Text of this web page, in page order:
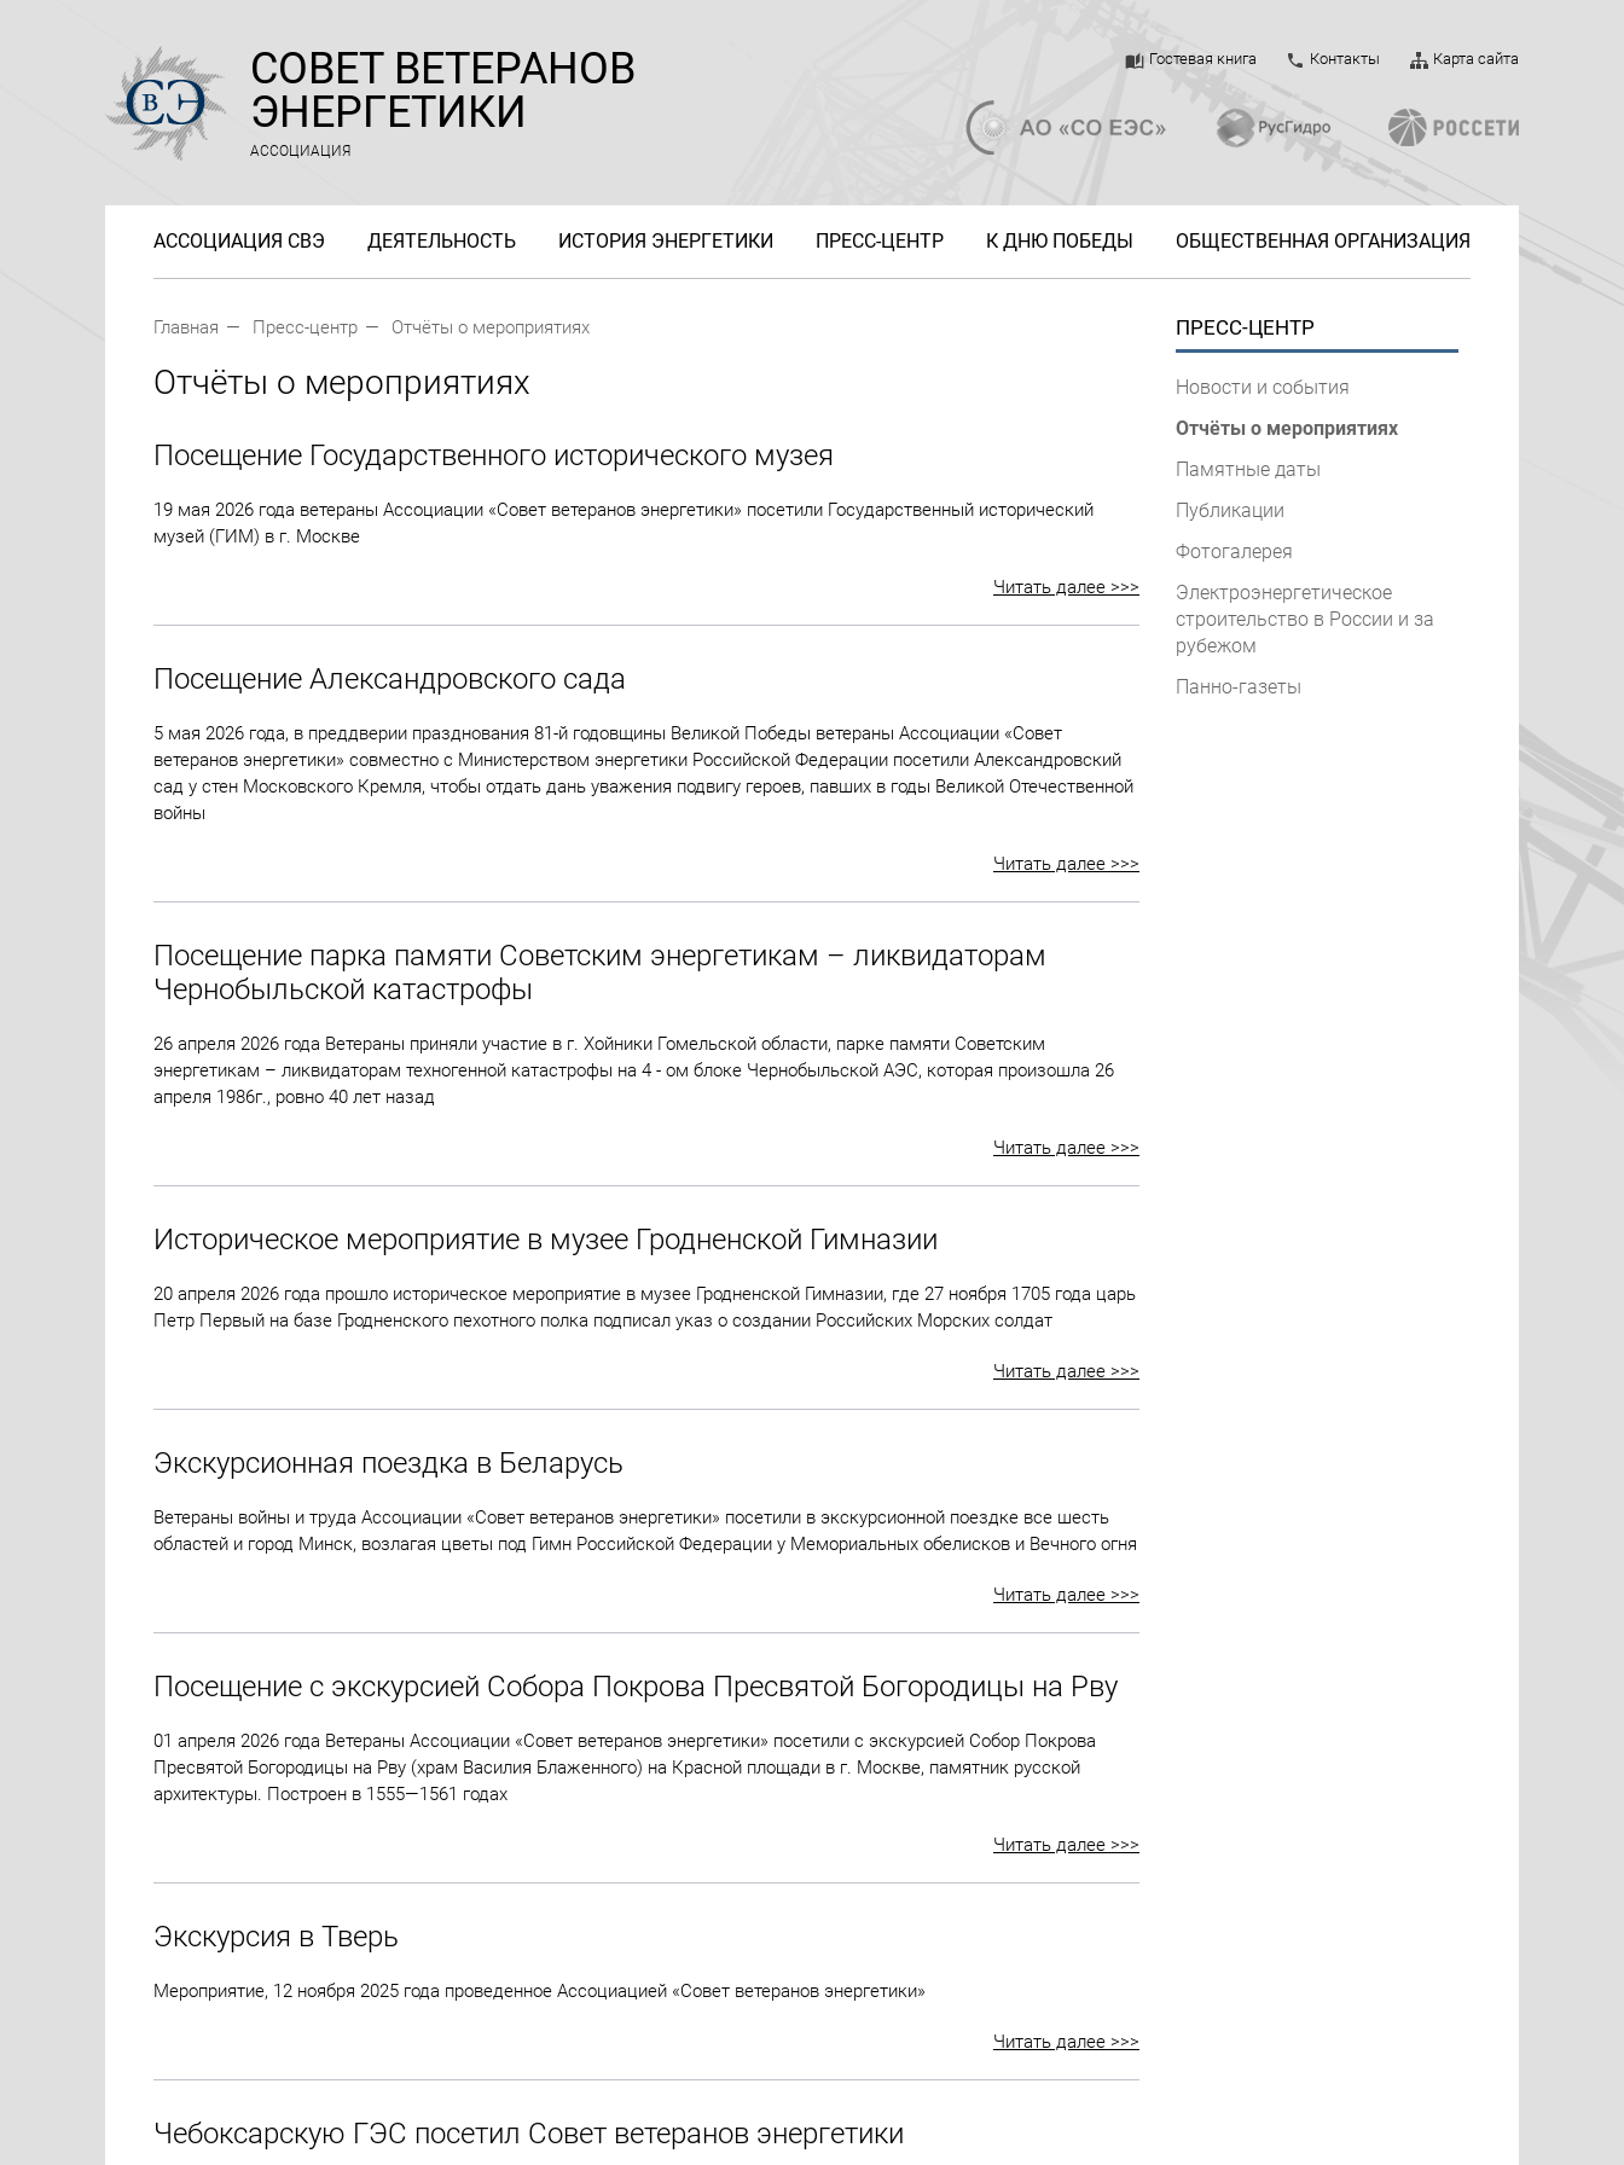
СОВЕТ ВЕТЕРАНОВ
ЭНЕРГЕТИКИ
АССОЦИАЦИЯ
Гостевая книга Контакты Карта сайта
АССОЦИАЦИЯ СВЭ ДЕЯТЕЛЬНОСТЬ ИСТОРИЯ ЭНЕРГЕТИКИ ПРЕСС-ЦЕНТР К ДНЮ ПОБЕДЫ ОБЩЕСТВЕННАЯ ОРГАНИЗАЦИЯ
Главная Пресс-центр Отчёты о мероприятиях
Отчёты о мероприятиях
Посещение Государственного исторического музея
19 мая 2026 года ветераны Ассоциации «Совет ветеранов энергетики» посетили Государственный исторический
музей (ГИМ) в г. Москве
Читать далее >>>
Посещение Александровского сада
5 мая 2026 года, в преддверии празднования 81-й годовщины Великой Победы ветераны Ассоциации «Совет
ветеранов энергетики» совместно с Министерством энергетики Российской Федерации посетили Александровский
сад у стен Московского Кремля, чтобы отдать дань уважения подвигу героев, павших в годы Великой Отечественной
войны
Читать далее >>>
Посещение парка памяти Советским энергетикам – ликвидаторам
Чернобыльской катастрофы
26 апреля 2026 года Ветераны приняли участие в г. Хойники Гомельской области, парке памяти Советским
энергетикам – ликвидаторам техногенной катастрофы на 4 - ом блоке Чернобыльской АЭС, которая произошла 26
апреля 1986г., ровно 40 лет назад
Читать далее >>>
Историческое мероприятие в музее Гродненской Гимназии
20 апреля 2026 года прошло историческое мероприятие в музее Гродненской Гимназии, где 27 ноября 1705 года царь
Петр Первый на базе Гродненского пехотного полка подписал указ о создании Российских Морских солдат
Читать далее >>>
Экскурсионная поездка в Беларусь
Ветераны войны и труда Ассоциации «Совет ветеранов энергетики» посетили в экскурсионной поездке все шесть
областей и город Минск, возлагая цветы под Гимн Российской Федерации у Мемориальных обелисков и Вечного огня
Читать далее >>>
Посещение с экскурсией Собора Покрова Пресвятой Богородицы на Рву
01 апреля 2026 года Ветераны Ассоциации «Совет ветеранов энергетики» посетили с экскурсией Собор Покрова
Пресвятой Богородицы на Рву (храм Василия Блаженного) на Красной площади в г. Москве, памятник русской
архитектуры. Построен в 1555—1561 годах
Читать далее >>>
Экскурсия в Тверь
Мероприятие, 12 ноября 2025 года проведенное Ассоциацией «Совет ветеранов энергетики»
Читать далее >>>
Чебоксарскую ГЭС посетил Совет ветеранов энергетики
ПРЕСС-ЦЕНТР
Новости и события
Отчёты о мероприятиях
Памятные даты
Публикации
Фотогалерея
Электроэнергетическое
строительство в России и за
рубежом
Панно-газеты